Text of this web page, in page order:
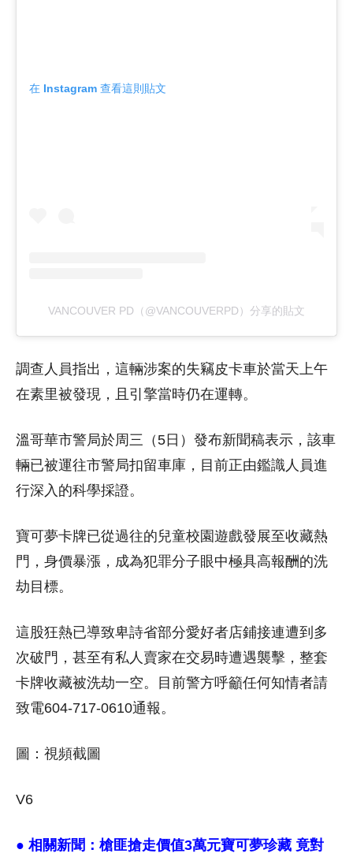
在 Instagram 查看這則貼文
VANCOUVER PD（@VANCOUVERPD）分享的貼文
調查人員指出，這輛涉案的失竊皮卡車於當天上午
在素里被發現，且引擎當時仍在運轉。
溫哥華市警局於周三（5日）發布新聞稿表示，該車
輛已被運往市警局扣留車庫，目前正由鑑識人員進
行深入的科學採證。
寶可夢卡牌已從過往的兒童校園遊戲發展至收藏熱
門，身價暴漲，成為犯罪分子眼中極具高報酬的洗
劫目標。
這股狂熱已導致卑詩省部分愛好者店鋪接連遭到多
次破門，甚至有私人賣家在交易時遭遇襲擊，整套
卡牌收藏被洗劫一空。目前警方呼籲任何知情者請
致電604-717-0610通報。
圖：視頻截圖
V6
● 相關新聞： 槍匪搶走價值3萬元寶可夢珍藏 竟對